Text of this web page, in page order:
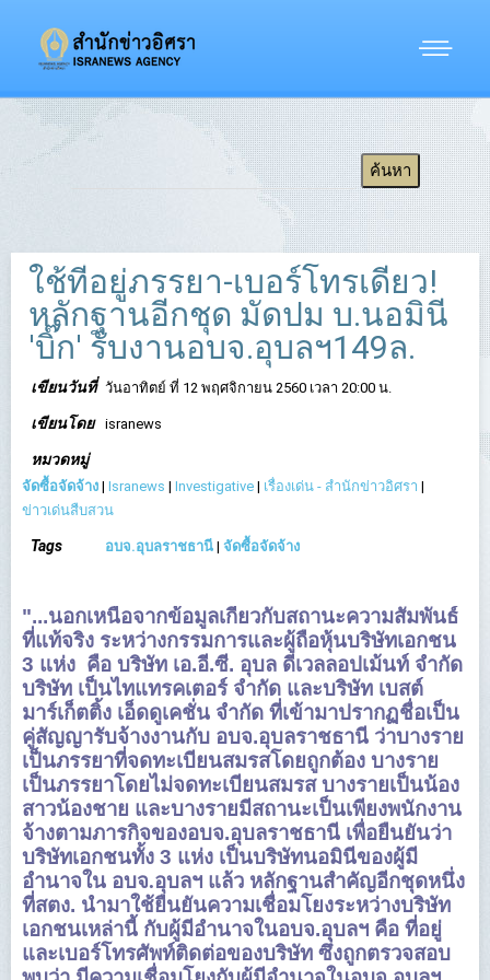
ใช้ที่อยู่ภรรยา-เบอร์โทรเดียว!
หลักฐานอีกชุด มัดปม บ.นอมินี
'บิ๊ก' รับงานอบจ.อุบลฯ149ล.
เขียนวันที่ วันอาทิตย์ ที่ 12 พฤศจิกายน 2560 เวลา 20:00 น.
เขียนโดย isranews
หมวดหมู่
จัดซื้อจัดจ้าง | Isranews | Investigative | เรื่องเด่น - สำนักข่าวอิศรา |
ข่าวเด่นสืบสวน
Tags อบจ.อุบลราชธานี | จัดซื้อจัดจ้าง
"...นอกเหนือจากข้อมูลเกี่ยวกับสถานะความสัมพันธ์
ที่แท้จริง ระหว่างกรรมการและผู้ถือหุ้นบริษัทเอกชน
3 แห่ง คือ บริษัท เอ.อี.ซี. อุบล ดีเวลลอปเม้นท์ จำกัด
บริษัท เป็นไทแทรคเตอร์ จำกัด และบริษัท เบสต์
มาร์เก็ตติ้ง เอ็ดดูเคชั่น จำกัด ที่เข้ามาปรากฏชื่อเป็น
คู่สัญญารับจ้างงานกับ อบจ.อุบลราชธานี ว่าบางราย
เป็นภรรยาที่จดทะเบียนสมรสโดยถูกต้อง บางราย
เป็นภรรยาโดยไม่จดทะเบียนสมรส บางรายเป็นน้อง
สาวน้องชาย และบางรายมีสถานะเป็นเพียงพนักงาน
จ้างตามภารกิจของอบจ.อุบลราชธานี เพื่อยืนยันว่า
บริษัทเอกชนทั้ง 3 แห่ง เป็นบริษัทนอมินีของผู้มี
อำนาจใน อบจ.อุบลฯ แล้ว หลักฐานสำคัญอีกชุดหนึ่ง
ที่สตง. นำมาใช้ยืนยันความเชื่อมโยงระหว่างบริษัท
เอกชนเหล่านี้ กับผู้มีอำนาจในอบจ.อุบลฯ คือ ที่อยู่
และเบอร์โทรศัพท์ติดต่อของบริษัท ซึ่งถูกตรวจสอบ